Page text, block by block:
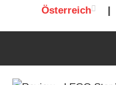
Österreich
|